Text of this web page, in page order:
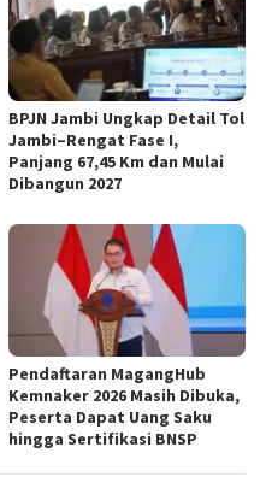
BPJN Jambi Ungkap Detail Tol
Jambi–Rengat Fase I,
Panjang 67,45 Km dan Mulai
Dibangun 2027
Pendaftaran MagangHub
Kemnaker 2026 Masih Dibuka,
Peserta Dapat Uang Saku
hingga Sertifikasi BNSP